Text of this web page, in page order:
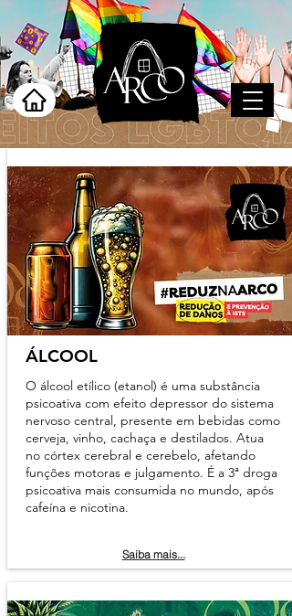
ÁLCOOL
O álcool etílico (etanol) é uma substância
psicoativa com efeito depressor do sistema
nervoso central, presente em bebidas como
cerveja, vinho, cachaça e destilados. Atua
no córtex cerebral e cerebelo, afetando
funções motoras e julgamento. É a 3ª droga
psicoativa mais consumida no mundo, após
cafeína e nicotina.
Saiba mais...